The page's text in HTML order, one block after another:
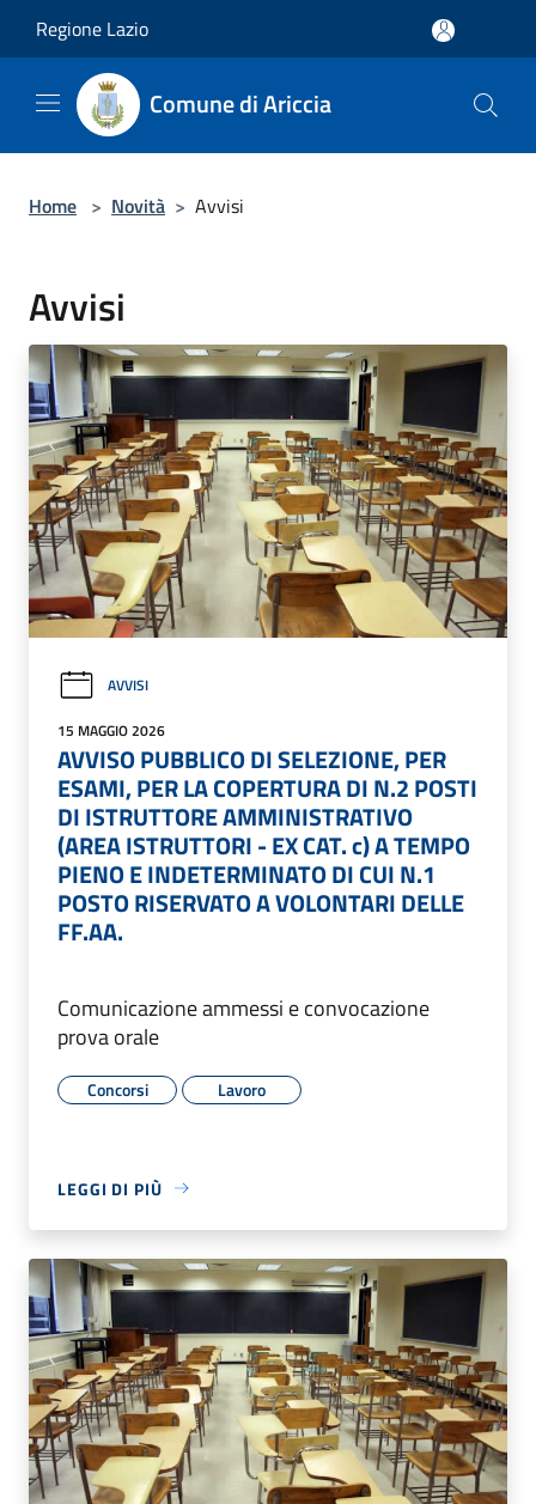
Regione Lazio
Comune di Ariccia
Home > Novità > Avvisi
Avvisi
AVVISI
15 MAGGIO 2026
AVVISO PUBBLICO DI SELEZIONE, PER
ESAMI, PER LA COPERTURA DI N.2 POSTI
DI ISTRUTTORE AMMINISTRATIVO
(AREA ISTRUTTORI - EX CAT. c) A TEMPO
PIENO E INDETERMINATO DI CUI N.1
POSTO RISERVATO A VOLONTARI DELLE
FF.AA.
Comunicazione ammessi e convocazione
prova orale
Concorsi Lavoro
LEGGI DI PIÙ